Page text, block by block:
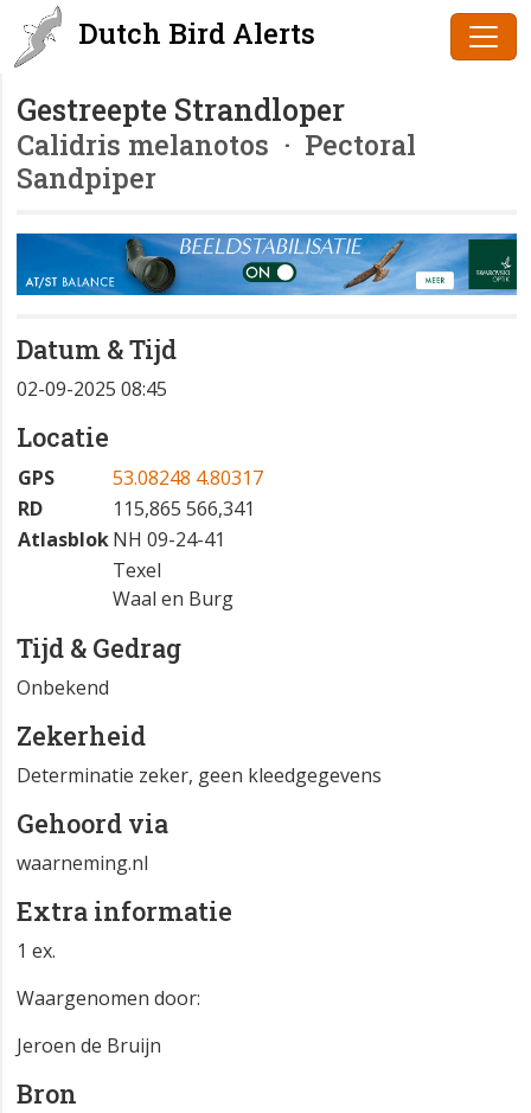
Dutch Bird Alerts
Gestreepte Strandloper
Calidris melanotos · Pectoral
Sandpiper
Datum & Tijd
02-09-2025 08:45
Locatie
GPS
53.08248 4.80317
RD
115,865 566,341
AtlasblokNH 09-24-41
Texel
Waal en Burg
Tijd & Gedrag
Onbekend
Zekerheid
Determinatie zeker, geen kleedgegevens
Gehoord via
waarneming.nl
Extra informatie
1 ex.
Waargenomen door:
Jeroen de Bruijn
Bron